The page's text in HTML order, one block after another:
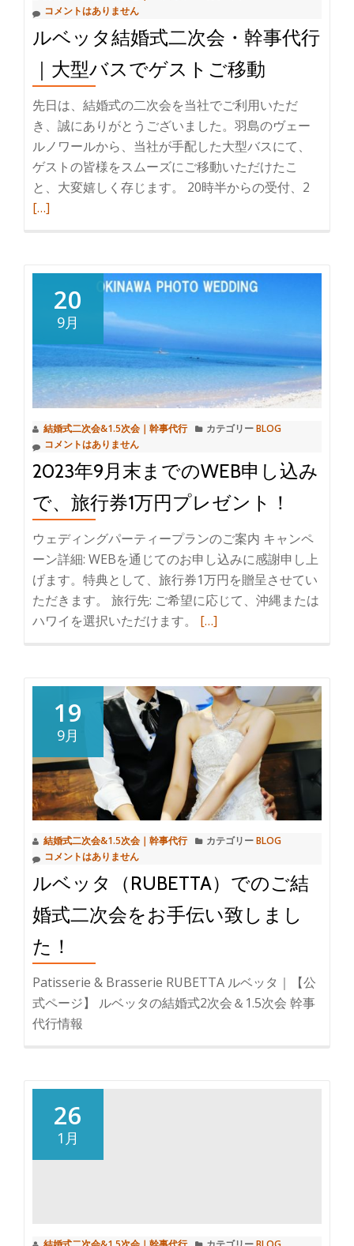
ィ
ー
×
MuskatDue
の
リ
ー
ト
ン
の
コ
ラ
ボ
が
ス
タ
ー
ト
し
ま
し
た。
円
安
縄
ウ
ェ
ィ
ン
グ
が
お
ス
メ。
で
の
コメントはありません
ルベッタ結婚式二次会・幹事代行
｜大型バスでゲストご移動
先日は、結婚式の二次会を当社でご利用いただ
き、誠にありがとうございました。羽島のヴェー
ルノワールから、当社が手配した大型バスにて、
ゲストの皆様をスムーズにご移動いただけたこ
と、大変嬉しく存じます。 20時半からの受付、2
む
ッ
タ
結
婚
会・
代
行
｜
大
ゲ
ト
移
動
[…]
20
9月
結婚式二次会&1.5次会｜幹事代行 カテゴリーBLOG
コメントはありません
2023年9月末までのWEB申し込み
で、旅行券1万円プレゼント！
ウェディングパーティープランのご案内 キャンペ
ーン詳細: WEBを通じてのお申し込みに感謝申し上
げます。特典として、旅行券1万円を贈呈させてい
ただきます。 旅行先: ご希望に応じて、沖縄または
ハワイを選択いただけます。 続
読
む
2023
年
9
月
末
ま
で
WEB
申
し
で、
旅
[…]
19
9月
結婚式二次会&1.5次会｜幹事代行 カテゴリーBLOG
コメントはありません
ルベッタ（RUBETTA）でのご結
婚式二次会をお手伝い致しまし
た！
Patisserie & Brasserie RUBETTA ルベッタ｜【公
式ページ】 ルベッタの結婚式2次会＆1.5次会 幹事
代行情報
26
1月